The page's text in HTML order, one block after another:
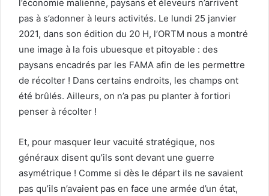
l’économie malienne, paysans et éleveurs n’arrivent
pas à s’adonner à leurs activités. Le lundi 25 janvier
2021, dans son édition du 20 H, l’ORTM nous a montré
une image à la fois ubuesque et pitoyable : des
paysans encadrés par les FAMA afin de les permettre
de récolter ! Dans certains endroits, les champs ont
été brûlés. Ailleurs, on n’a pas pu planter à fortiori
penser à récolter !
Et, pour masquer leur vacuité stratégique, nos
généraux disent qu’ils sont devant une guerre
asymétrique ! Comme si dès le départ ils ne savaient
pas qu’ils n’avaient pas en face une armée d’un état,